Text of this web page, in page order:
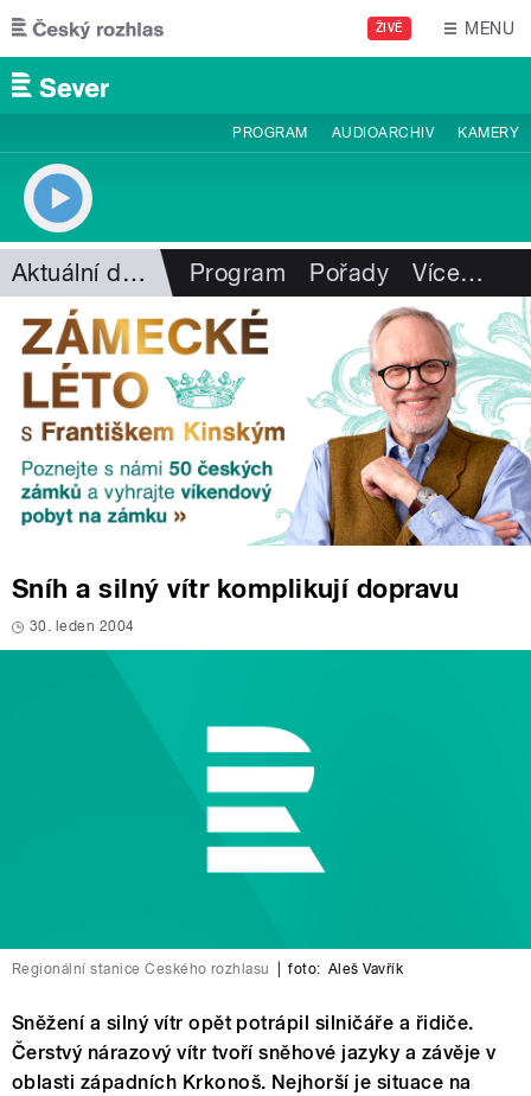
Přejít k hlavnímu obsahu
ŽIVĚ MENU
PROGRAM AUDIOARCHIV KAMERY
Aktuální dění Program Pořady Více…
Sníh a silný vítr komplikují dopravu
30. leden 2004
Regionální stanice Českého rozhlasu foto: Aleš Vavřík
Sněžení a silný vítr opět potrápil silničáře a řidiče.
Čerstvý nárazový vítr tvoří sněhové jazyky a závěje v
oblasti západních Krkonoš. Nejhorší je situace na